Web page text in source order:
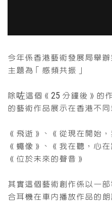
今年係香港藝術發展局舉
主題為「感頻共振」
除咗這個《25 分鐘後》的
的藝術作品展示在香港不
《飛逝》、《從現在開始
《蠅像》、《我在聽，心
《位於未來的聲音》
其實這個藝術創作係以一
合耳機在車內播放作品的